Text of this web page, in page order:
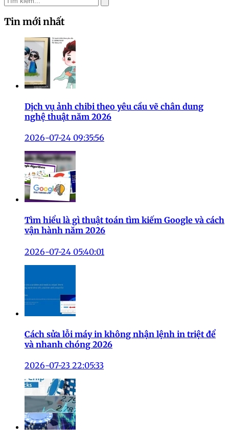
Tin mới nhất
Dịch vụ ảnh chibi theo yêu cầu vẽ chân dung
nghệ thuật năm 2026
2026-07-24 09:35:56
Tìm hiểu là gì thuật toán tìm kiếm Google và cách
vận hành năm 2026
2026-07-24 05:40:01
Cách sửa lỗi máy in không nhận lệnh in triệt để
và nhanh chóng 2026
2026-07-23 22:05:33